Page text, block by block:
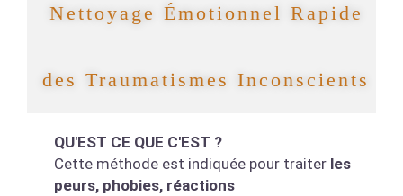
Nettoyage Émotionnel Rapide
des Traumatismes Inconscients
QU'EST CE QUE C'EST ?
Cette méthode est indiquée pour traiter les
peurs, phobies, réactions